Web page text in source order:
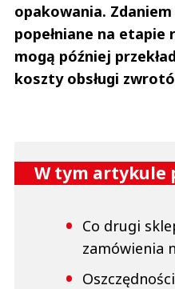
opakowania.
popełniane na etapie
mogą później
koszty obsługi
W tym artykule
Co drugi
zamówienia